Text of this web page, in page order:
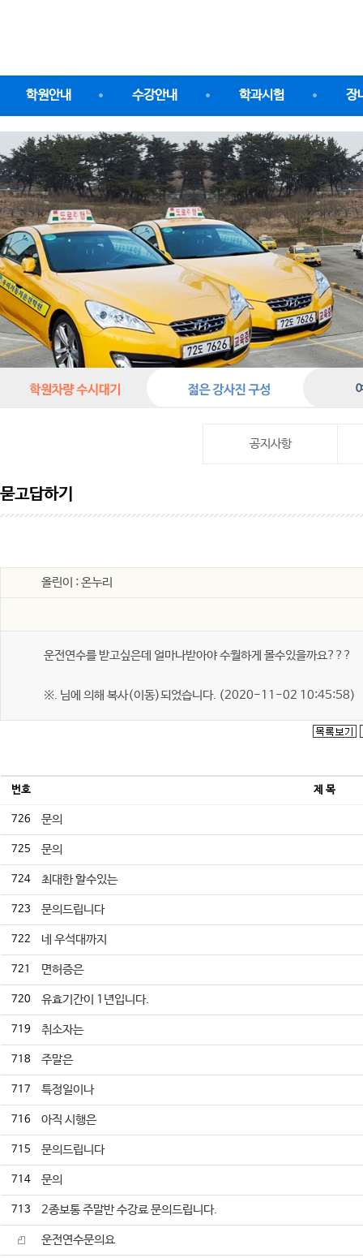
학원안내 수강안내 학과시험 장
공지사항
묻고답하기
올린이 : 온누리
운전연수를 받고싶은데 얼마나받아야 수월하게 몰수있을까요???
※. 님에 의해 복사(이동)되었습니다. (2020-11-02 10:45:58)
번호 제 목
726 문의
725 문의
724 최대한 할수있는
723 문의드립니다
722 네 우석대까지
721 면허증은
720 유효기간이 1년입니다.
719 취소자는
718 주말은
717 특정일이나
716 아직 시행은
715 문의드립니다
714 문의
713 2종보통 주말반 수강료 문의드립니다.
운전연수문의요